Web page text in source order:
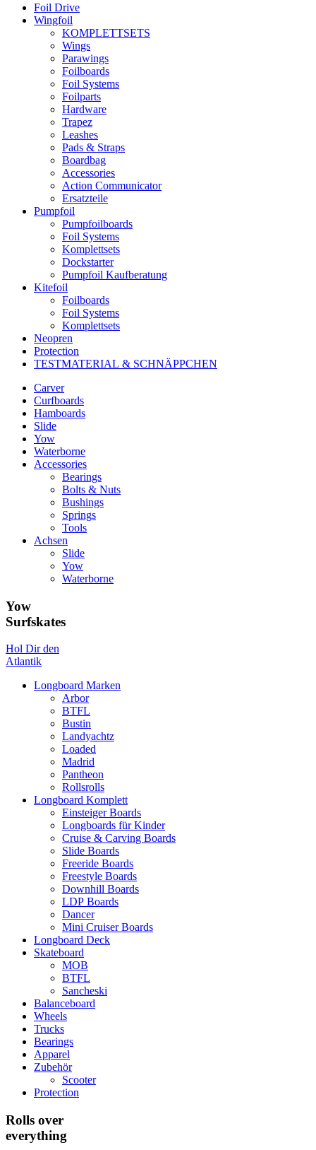
Foil Drive
Wingfoil
KOMPLETTSETS
Wings
Parawings
Foilboards
Foil Systems
Foilparts
Hardware
Trapez
Leashes
Pads & Straps
Boardbag
Accessories
Action Communicator
Ersatzteile
Pumpfoil
Pumpfoilboards
Foil Systems
Komplettsets
Dockstarter
Pumpfoil Kaufberatung
Kitefoil
Foilboards
Foil Systems
Komplettsets
Neopren
Protection
TESTMATERIAL & SCHNÄPPCHEN
Carver
Curfboards
Hamboards
Slide
Yow
Waterborne
Accessories
Bearings
Bolts & Nuts
Bushings
Springs
Tools
Achsen
Slide
Yow
Waterborne
Yow
Surfskates
Hol Dir den
Atlantik
Longboard Marken
Arbor
BTFL
Bustin
Landyachtz
Loaded
Madrid
Pantheon
Rollsrolls
Longboard Komplett
Einsteiger Boards
Longboards für Kinder
Cruise & Carving Boards
Slide Boards
Freeride Boards
Freestyle Boards
Downhill Boards
LDP Boards
Dancer
Mini Cruiser Boards
Longboard Deck
Skateboard
MOB
BTFL
Sancheski
Balanceboard
Wheels
Trucks
Bearings
Apparel
Zubehör
Scooter
Protection
Rolls over
everything